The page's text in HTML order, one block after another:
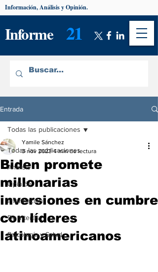
Informe 21
Información, Análisis y Opinión.
Entrada
Todas las publicaciones
Análisis
Opinión
Información
De interés
Psicología y Salud
Todas las publicaciones
Biden promete
millonarias
inversiones en cumbre
con líderes
latinoamericanos
Yamile Sánchez
3 nov 2023 4 min de lectura